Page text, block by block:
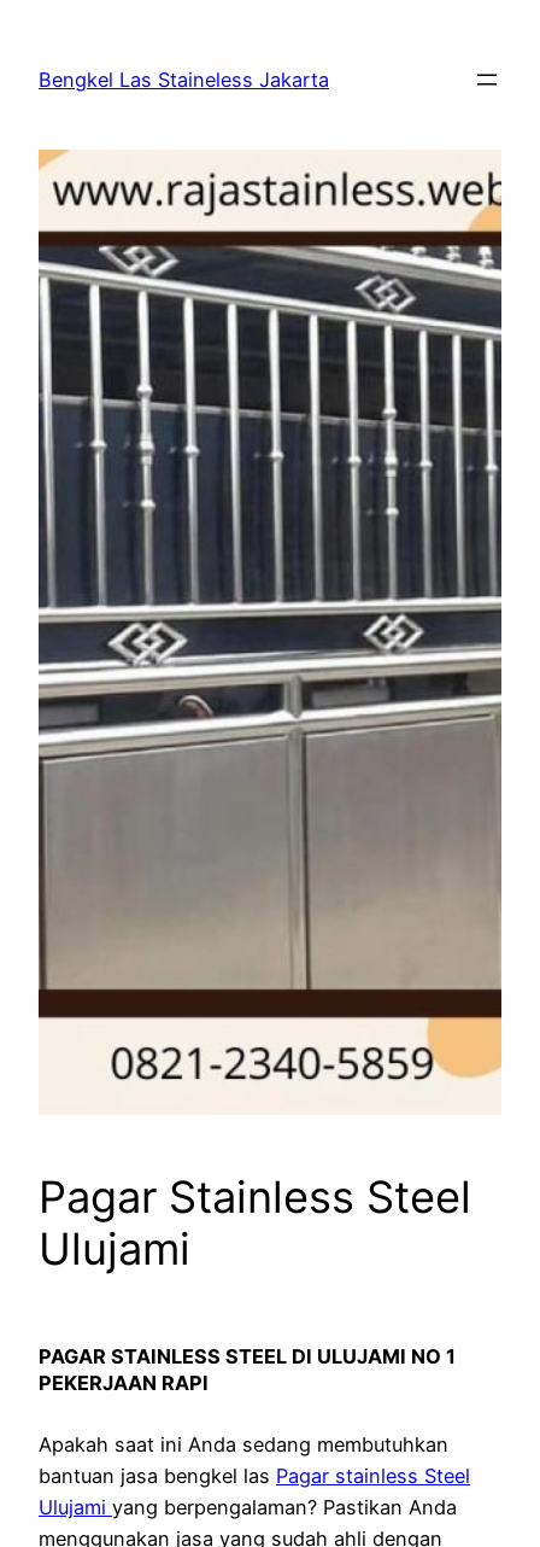
Bengkel Las Staineless Jakarta
Pagar Stainless Steel
Ulujami
PAGAR STAINLESS STEEL DI ULUJAMI NO 1
PEKERJAAN RAPI
Apakah saat ini Anda sedang membutuhkan
bantuan jasa bengkel las Pagar stainless Steel
Ulujami yang berpengalaman? Pastikan Anda
menggunakan jasa yang sudah ahli dengan